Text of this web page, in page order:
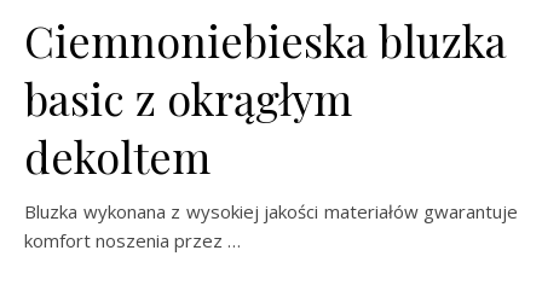
Ciemnoniebieska bluzka
basic z okrągłym
dekoltem
Bluzka wykonana z wysokiej jakości materiałów gwarantuje
komfort noszenia przez …